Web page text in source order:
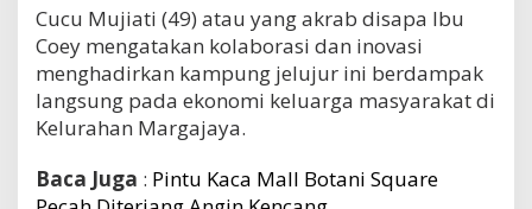
Cucu Mujiati (49) atau yang akrab disapa Ibu
Coey mengatakan kolaborasi dan inovasi
menghadirkan kampung jelujur ini berdampak
langsung pada ekonomi keluarga masyarakat di
Kelurahan Margajaya.
Baca Juga : Pintu Kaca Mall Botani Square